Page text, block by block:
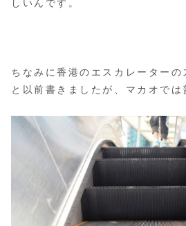
しいんです。
ちなみに香港のエスカレーターの
と以前書きましたが、マカオでは